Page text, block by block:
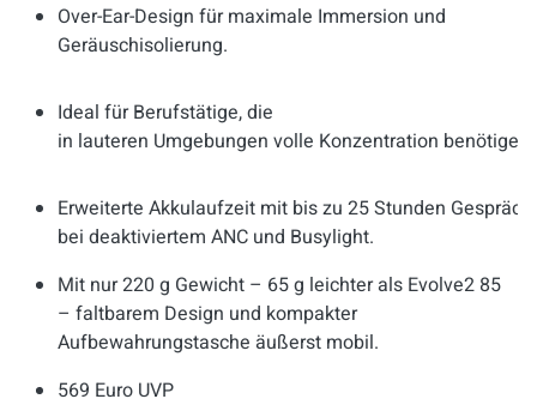
Over-Ear-Design für maximale Immersion und
Geräuschisolierung.
Ideal für Berufstätige, die
in lauteren Umgebungen volle Konzentration
Erweiterte Akkulaufzeit mit bis zu 25 Stunden
bei deaktiviertem ANC und Busylight.
Mit nur 220 g Gewicht – 65 g leichter als Evolve2 85
– faltbarem Design und kompakter
Aufbewahrungstasche äußerst mobil.
569 Euro UVP